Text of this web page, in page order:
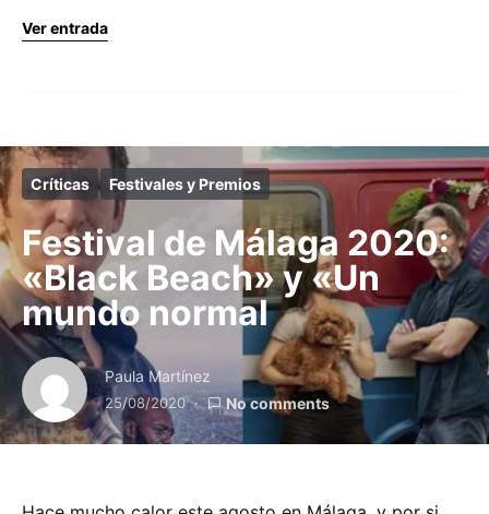
Ver entrada
Críticas Festivales y Premios
Festival de Málaga 2020:
«Black Beach» y «Un
mundo normal
Paula Martínez
25/08/2020 No comments